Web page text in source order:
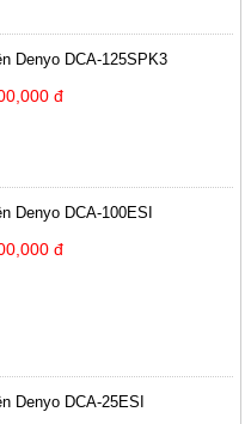
Denyo DCA-125SPK3
đ
Denyo DCA-100ESI
đ
Denyo DCA-25ESI